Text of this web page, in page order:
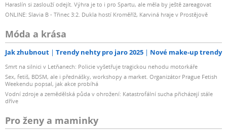
Haraslín si zaslouží odejít. Výhra je to i pro Spartu, ale měla by ještě zareagovat
ONLINE: Slavia B - Třinec 3:2. Dukla hostí Kroměříž, Karviná hraje v Prostějově
Móda a krása
Jak zhubnout Trendy nehty pro jaro 2025 Nové make-up trendy
Smrt na silnici v Letňanech: Policie vyšetřuje tragickou nehodu motorkáře
Sex, fetiš, BDSM, ale i přednášky, workshopy a market. Organizátor Prague Fetish
Weekendu popsal, jak akce probíhá
Vodní zdroje a zemědělská půda v ohrožení: Katastrofální sucha přicházejí stále
dříve
Pro ženy a maminky